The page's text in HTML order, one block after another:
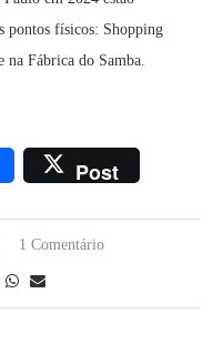
pontos físicos: Shopping
na Fábrica do Samba.
Post
1 Comentário